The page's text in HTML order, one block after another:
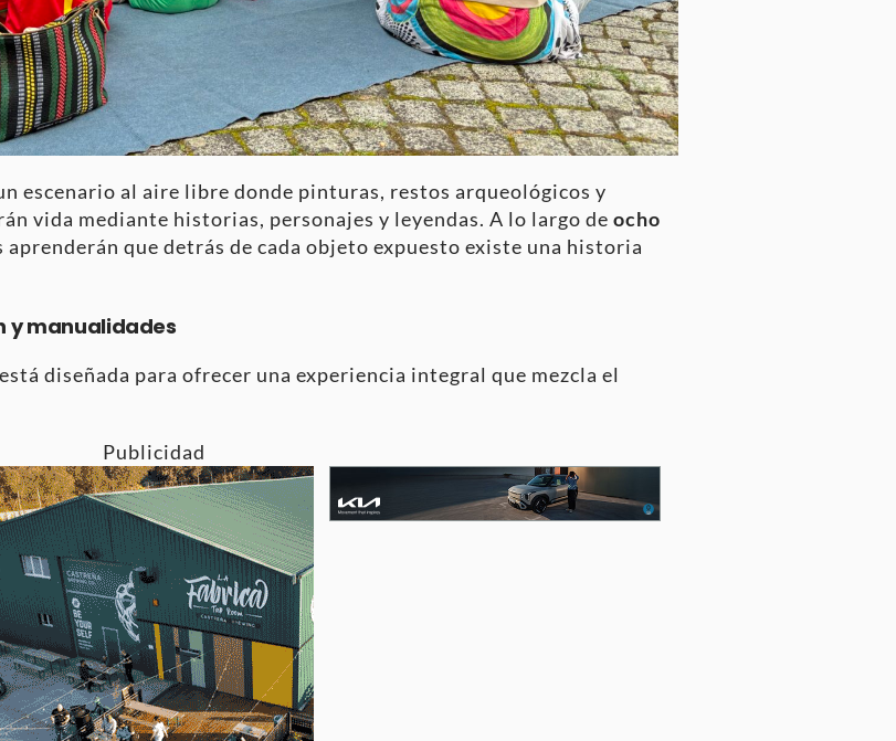
escenario al aire libre donde pinturas, restos arqueológicos y
vida mediante historias, personajes y leyendas. A lo largo de ocho
que detrás de cada objeto expuesto existe una historia
y manualidades
diseñada para ofrecer una experiencia integral que mezcla el
Publicidad